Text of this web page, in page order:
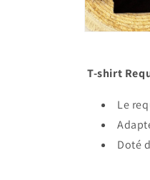
T-shirt
Le
Doté